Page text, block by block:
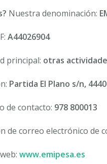
Nuestra denominación:
A44026904
principal: otras
Partida El Plano s/n,
de contacto: 978 800013
de correo electrónico de
www.emipesa.es